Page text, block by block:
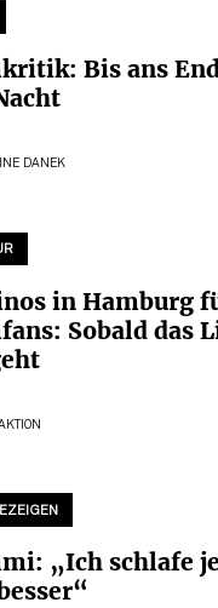
Bis ans
DANEK
in Hamburg
Sobald das
„Ich schlafe